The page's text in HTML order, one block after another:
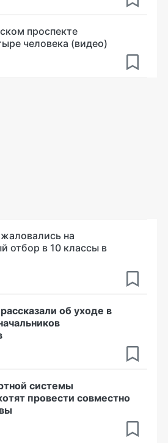
проспекте
человека (видео)
на
отбор в 10 классы в
об уходе в
системы
провести совместно